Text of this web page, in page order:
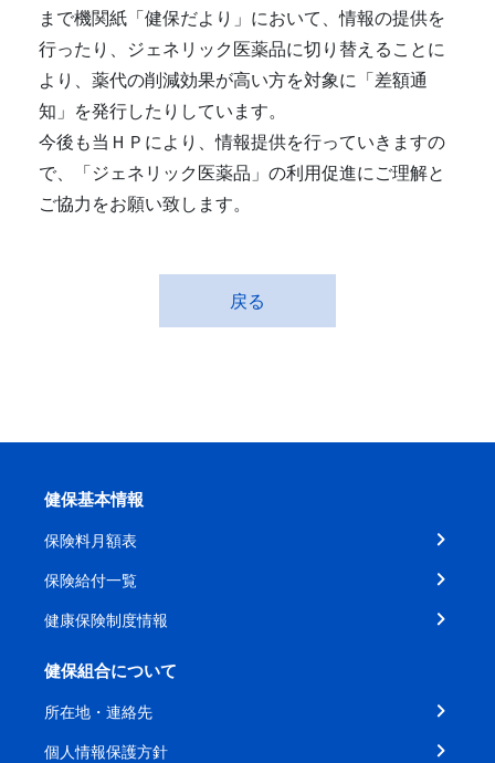
まで機関紙「健保だより」において、情報の提供を
行ったり、ジェネリック医薬品に切り替えることに
より、薬代の削減効果が高い方を対象に「差額通
知」を発行したりしています。
今後も当ＨＰにより、情報提供を行っていきますの
で、「ジェネリック医薬品」の利用促進にご理解と
ご協力をお願い致します。
戻る
健保基本情報
保険料月額表
保険給付一覧
健康保険制度情報
健保組合について
所在地・連絡先
個人情報保護方針